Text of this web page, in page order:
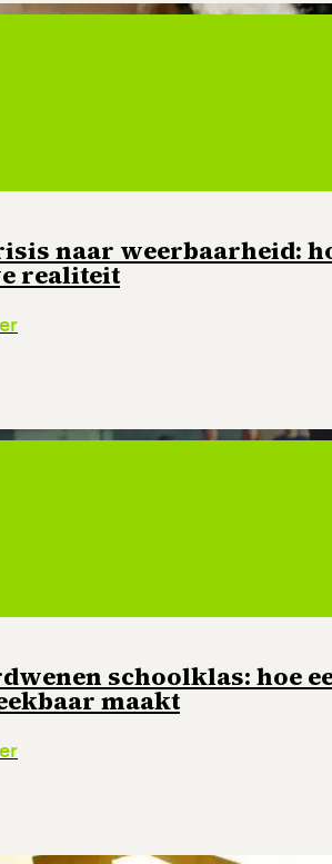
naar weerbaarheid:
realiteit
schoolklas: hoe
maakt